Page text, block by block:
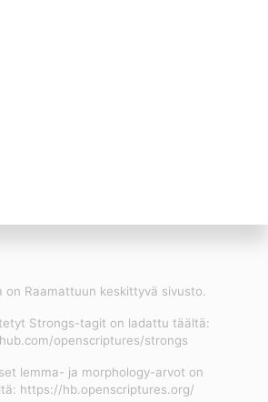
on Raamattuun keskittyvä sivusto.
Strongs-tagit on ladattu täältä:
openscriptures/strongs
lemma- ja morphology-arvot on
https://hb.openscriptures.org/